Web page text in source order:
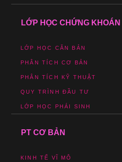
LỚP HỌC CHỨNG KHOÁN
LỚP HỌC CĂN BẢN
PHÂN TÍCH CƠ BẢN
PHÂN TÍCH KỸ THUẬT
QUY TRÌNH ĐẦU TƯ
LỚP HỌC PHÁI SINH
PT CƠ BẢN
KINH TẾ VĨ MÔ